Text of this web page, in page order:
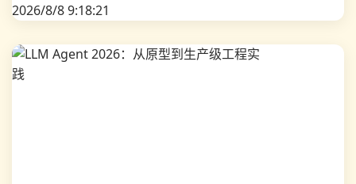
2026/8/8 9:18:21